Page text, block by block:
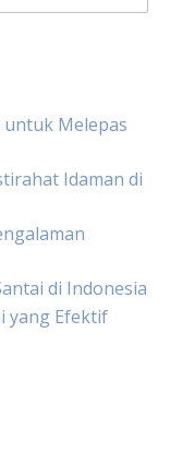
Melepas
Idaman di
di Indonesia
yang Efektif